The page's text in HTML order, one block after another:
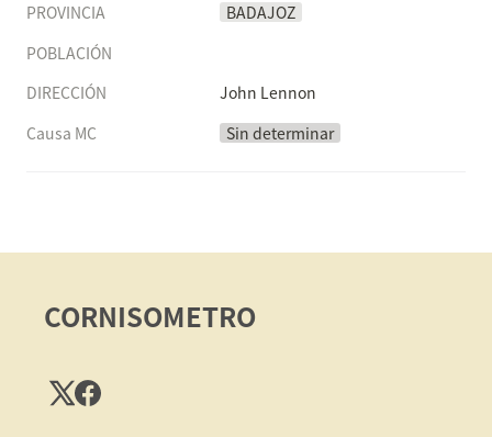
PROVINCIA
BADAJOZ
POBLACIÓN
DIRECCIÓN
John Lennon
Causa MC
Sin determinar
CORNISOMETRO